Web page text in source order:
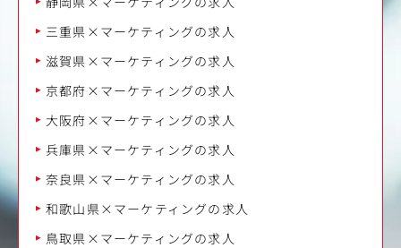
三重県×マーケティングの求人
滋賀県×マーケティングの求人
京都府×マーケティングの求人
大阪府×マーケティングの求人
兵庫県×マーケティングの求人
奈良県×マーケティングの求人
和歌山県×マーケティングの求人
鳥取県×マーケティングの求人